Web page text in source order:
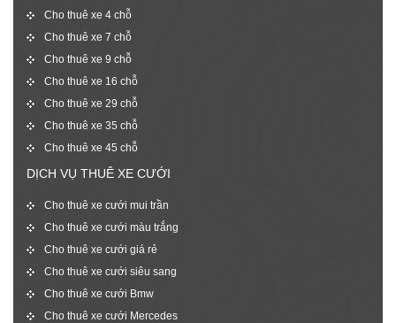
Cho thuê xe 4 chỗ
Cho thuê xe 7 chỗ
Cho thuê xe 9 chỗ
Cho thuê xe 16 chỗ
Cho thuê xe 29 chỗ
Cho thuê xe 35 chỗ
Cho thuê xe 45 chỗ
DỊCH VỤ THUÊ XE CƯỚI
Cho thuê xe cưới mui trần
Cho thuê xe cưới màu trắng
Cho thuê xe cưới giá rẻ
Cho thuê xe cưới siêu sang
Cho thuê xe cưới Bmw
Cho thuê xe cưới Mercedes